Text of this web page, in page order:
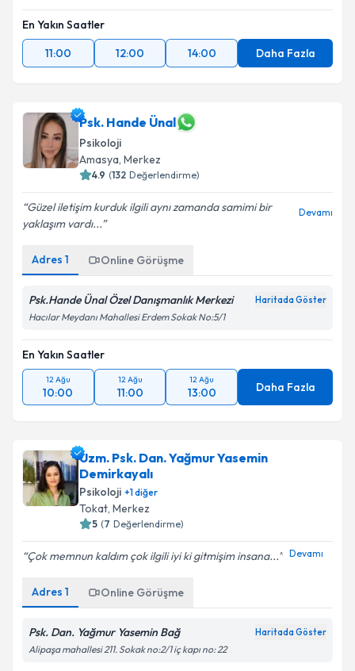
En Yakın Saatler
11:00
12:00 14:00 Daha Fazla
Psk. Hande Ünal
Psikoloji
Amasya, Merkez
4.9 (132 Değerlendirme)
Güzel iletişim kurduk ilgili aynı zamanda samimi bir
yaklaşım vardı...
Devamı
Adres 1 Online Görüşme
Psk.Hande Ünal Özel Danışmanlık Merkezi Haritada Göster
Hacılar Meydanı Mahallesi Erdem Sokak No:5/1
En Yakın Saatler
12 Ağu
10:00
12 Ağu
11:00
12 Ağu
13:00 Daha Fazla
Uzm. Psk. Dan. Yağmur Yasemin
Demirkayalı
Psikoloji +1diğer
Tokat, Merkez
5 (7 Değerlendirme)
Çok memnun kaldım çok ilgili iyi ki gitmişim insana... Devamı
Adres 1 Online Görüşme
Psk. Dan. Yağmur Yasemin Bağ Haritada Göster
Alipaşa mahallesi 211. Sokak no:2/1 iç kapı no: 22